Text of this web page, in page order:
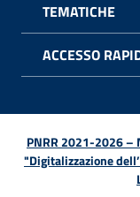
TEMATICHE
ACCESSO
PNRR 2021-2026 –
"Digitalizzazione